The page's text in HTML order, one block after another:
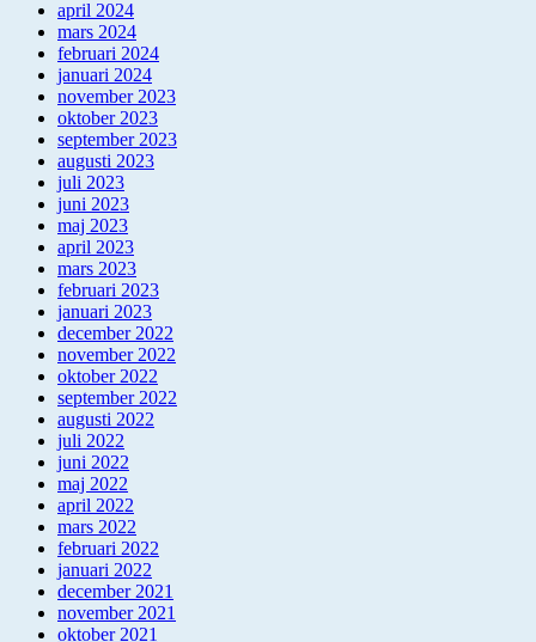
april 2024
mars 2024
februari 2024
januari 2024
november 2023
oktober 2023
september 2023
augusti 2023
juli 2023
juni 2023
maj 2023
april 2023
mars 2023
februari 2023
januari 2023
december 2022
november 2022
oktober 2022
september 2022
augusti 2022
juli 2022
juni 2022
maj 2022
april 2022
mars 2022
februari 2022
januari 2022
december 2021
november 2021
oktober 2021